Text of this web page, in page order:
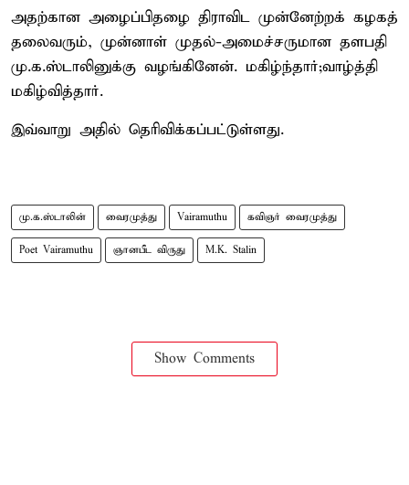
அதற்கான அழைப்பிதழை திராவிட முன்னேற்றக் கழகத்
தலைவரும், முன்னாள் முதல்-அமைச்சருமான தளபதி
மு.க.ஸ்டாலினுக்கு வழங்கினேன். மகிழ்ந்தார்;வாழ்த்தி
மகிழ்வித்தார்.
இவ்வாறு அதில் தெரிவிக்கப்பட்டுள்ளது.
மு.க.ஸ்டாலின் வைரமுத்து Vairamuthu கவிஞர் வைரமுத்து
Poet Vairamuthu ஞானபீட விருது M.K. Stalin
Show Comments